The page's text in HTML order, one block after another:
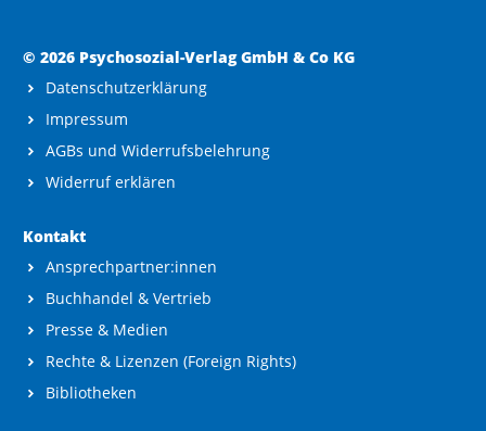
© 2026 Psychosozial-Verlag GmbH & Co KG
Datenschutzerklärung
Impressum
AGBs und Widerrufsbelehrung
Widerruf erklären
Kontakt
Ansprechpartner:innen
Buchhandel & Vertrieb
Presse & Medien
Rechte & Lizenzen (Foreign Rights)
Bibliotheken